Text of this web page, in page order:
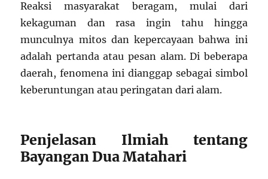
Reaksi masyarakat beragam, mulai dari
kekaguman dan rasa ingin tahu hingga
munculnya mitos dan kepercayaan bahwa ini
adalah pertanda atau pesan alam. Di beberapa
daerah, fenomena ini dianggap sebagai simbol
keberuntungan atau peringatan dari alam.
Penjelasan Ilmiah tentang
Bayangan Dua Matahari